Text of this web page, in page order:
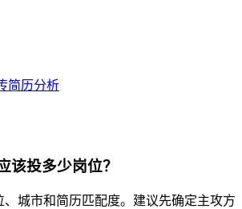
简历分析
该投多少岗位？
城市和简历匹配度。建议先确定主攻方